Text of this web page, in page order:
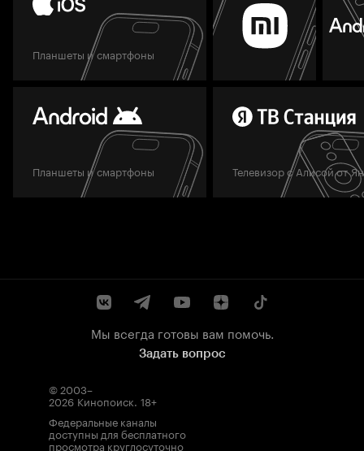
Планшеты и смартфоны
Планшеты и смартфоны Телевизор с Алисой от
Мы всегда готовы вам помочь.
Задать вопрос
© 2003–
2026 Кинопоиск. 18+
Федеральные каналы
доступны для бесплатного
просмотра круглосуточно